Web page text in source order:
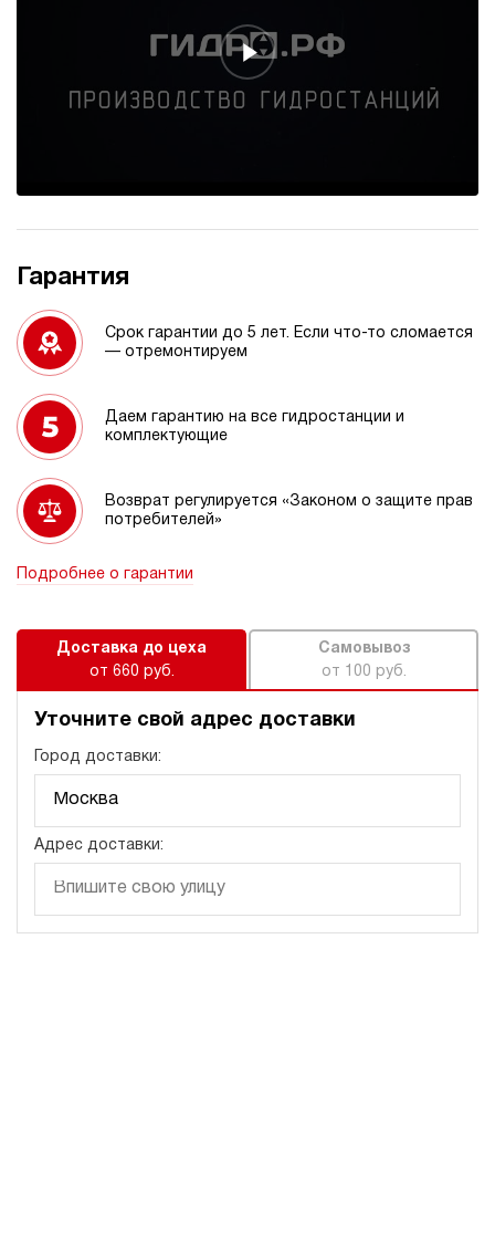
Гарантия
Срок гарантии до 5 лет. Если что-то сломается
— отремонтируем
Даем гарантию на все гидростанции и
комплектующие
Возврат регулируется «Законом о защите прав
потребителей»
Подробнее о гарантии
Доставка до цеха
от 660 руб.
Самовывоз
от 100 руб.
Уточните свой адрес доставки
Город доставки:
Адрес доставки: